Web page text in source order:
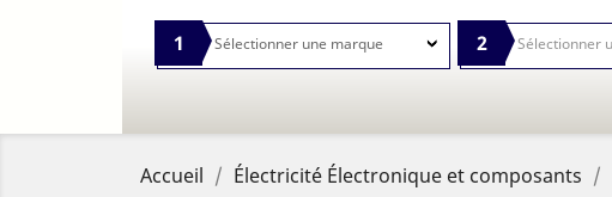
1 2
Accueil Électricité Électronique et composants